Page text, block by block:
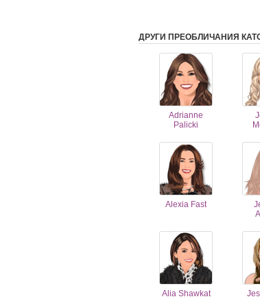
ДРУГИ ПРЕОБЛИЧАНИЯ КАТО
Adrianne
Palicki
Alexia Fast
Alia Shawkat